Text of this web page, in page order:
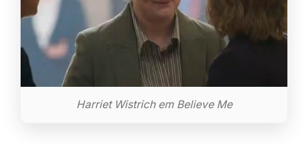
Harriet Wistrich em Believe Me